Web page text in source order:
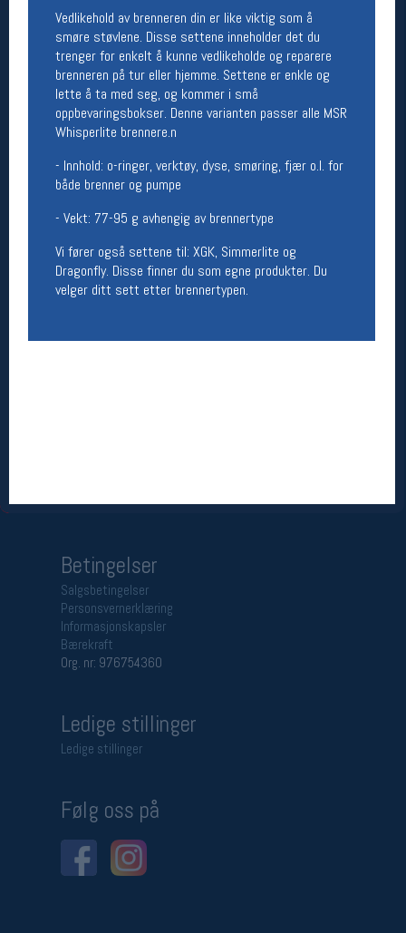
Vedlikehold av brenneren din er like viktig som å
smøre støvlene. Disse settene inneholder det du
trenger for enkelt å kunne vedlikeholde og reparere
brenneren på tur eller hjemme. Settene er enkle og
lette å ta med seg, og kommer i små
oppbevaringsbokser. Denne varianten passer alle MSR
Whisperlite brennere.n
- Innhold: o-ringer, verktøy, dyse, smøring, fjær o.l. for
både brenner og pumpe
- Vekt: 77-95 g avhengig av brennertype
Vi fører også settene til: XGK, Simmerlite og
Dragonfly. Disse finner du som egne produkter. Du
velger ditt sett etter brennertypen.
Telefon: 23 32 62 00
(telefontid man-fredag klokken 10-13)
Vis i kart
Om oss
Kontakt oss
Åpningstider butikk
Man-Fredag:
11-18
Lørdag:
Team Oslo Sportslager
Magasinet
linjen
Betingelser
Salgsbetingelser
Personsvernerklæring
Informasjonskapsler
Bærekraft
Org. nr: 976754360
Ledige stillinger
Ledige stillinger
Følg oss på